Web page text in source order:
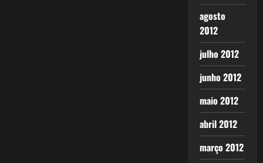
agosto
2012
julho 2012
junho 2012
maio 2012
abril 2012
março 2012